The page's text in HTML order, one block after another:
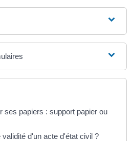
ses papiers : support papier ou
d'un acte d'état civil ?